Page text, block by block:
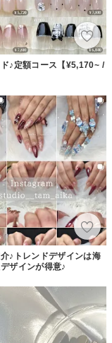
♪定額コース【¥5,170~ /
♪トレンドデザインは海
ザインが得意♪